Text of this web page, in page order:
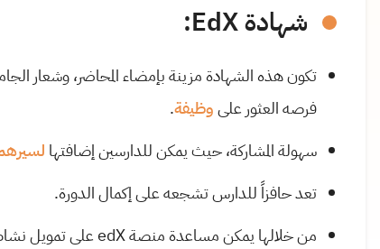
شهادة EdX:
تكون هذه الشهادة مزينة بإمضاء المحاضر، وشعار
فرصه العثور علىوظيفة.
سهولة المشاركة، حيث يمكن للدارسين إضافتها
تعد حافزاً للدارس تشجعه على إكمال الدورة.
من خلالها يمكن مساعدة منصةedXعلى تمويل